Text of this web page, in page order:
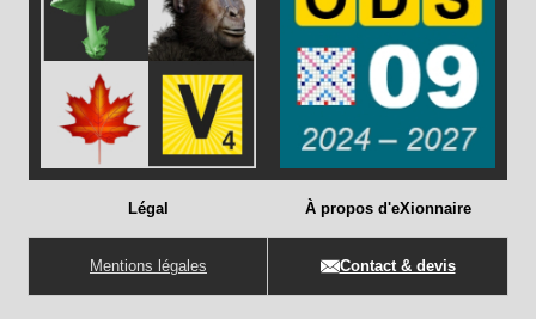
Légal
Mentions légales
À propos d'eXionnaire
Contact & devis